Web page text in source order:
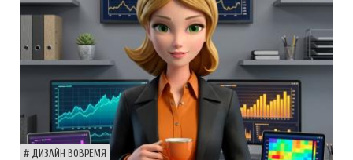
ДИЗАЙН ВОВРЕМЯ